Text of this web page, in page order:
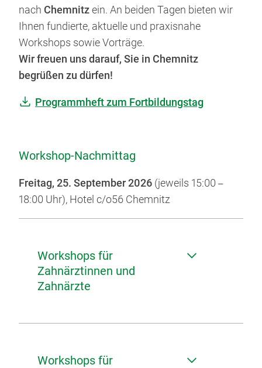
nach Chemnitzein. An beiden Tagen bieten wir
Ihnen fundierte, aktuelle und praxisnahe
Workshops sowie Vorträge.
Wir freuen uns darauf, Sie in Chemnitz
begrüßen zu dürfen!
Programmheft zum Fortbildungstag
Workshop-Nachmittag
Freitag, 25. September 2026 (jeweils 15:00 –
18:00 Uhr), Hotel c/o56 Chemnitz
Workshops für
Zahnärztinnen und
Zahnärzte
Workshops für